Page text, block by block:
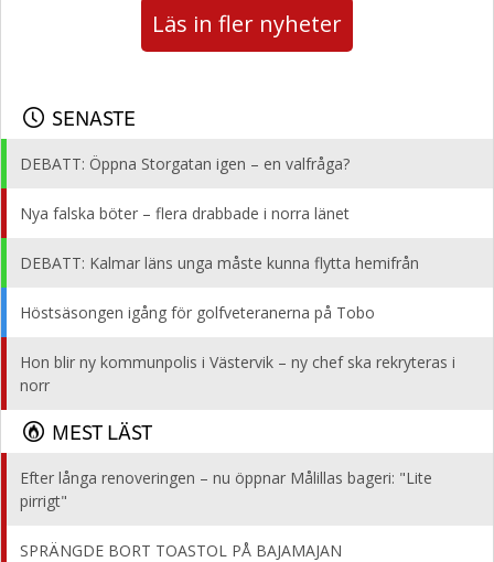
Läs in fler nyheter
SENASTE
DEBATT: Öppna Storgatan igen – en valfråga?
Nya falska böter – flera drabbade i norra länet
DEBATT: Kalmar läns unga måste kunna flytta hemifrån
Höstsäsongen igång för golfveteranerna på Tobo
Hon blir ny kommunpolis i Västervik – ny chef ska rekryteras i
norr
MEST LÄST
Efter långa renoveringen – nu öppnar Målillas bageri: "Lite
pirrigt"
SPRÄNGDE BORT TOASTOL PÅ BAJAMAJAN